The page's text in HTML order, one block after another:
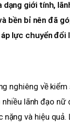
giới tính,
bền bỉ nên đã
lực chuyển đổi
nghiêng về
lãnh đạo nữ
và hiệu